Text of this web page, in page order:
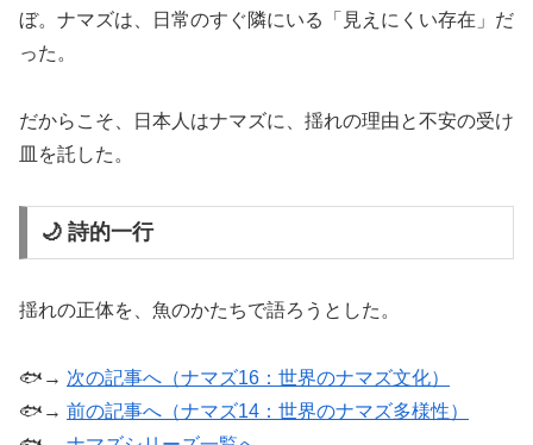
ぼ。ナマズは、日常のすぐ隣にいる「見えにくい存在」だ
った。
だからこそ、日本人はナマズに、揺れの理由と不安の受け
皿を託した。
🌙 詩的一行
揺れの正体を、魚のかたちで語ろうとした。
🐟→ 次の記事へ（ナマズ16：世界のナマズ文化）
🐟→ 前の記事へ（ナマズ14：世界のナマズ多様性）